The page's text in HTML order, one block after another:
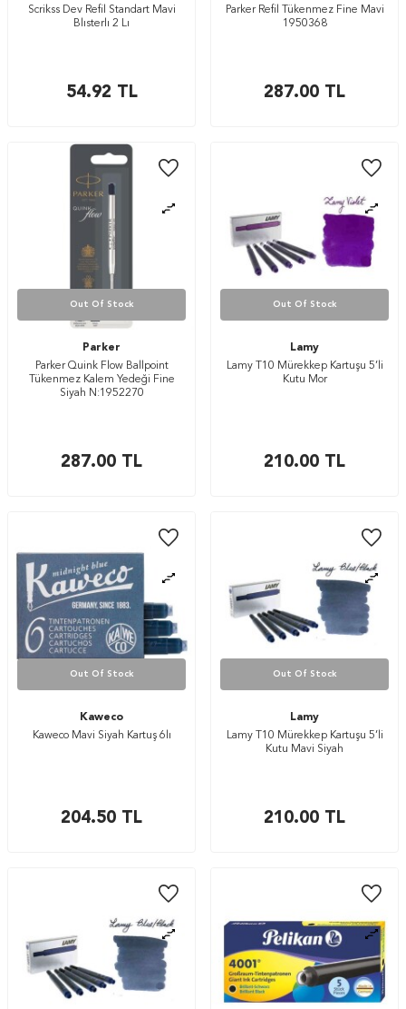
Scrikss Dev Refil Standart Mavi
Blısterlı 2 Lı
54.92 TL
Parker Refil Tükenmez Fine Mavi
1950368
287.00 TL
Out Of Stock
Parker
Parker Quink Flow Ballpoint
Tükenmez Kalem Yedeği Fine
Siyah N:1952270
287.00 TL
Out Of Stock
Lamy
Lamy T10 Mürekkep Kartuşu 5’li
Kutu Mor
210.00 TL
Out Of Stock
Kaweco
Kaweco Mavi Siyah Kartuş 6lı
204.50 TL
Out Of Stock
Lamy
Lamy T10 Mürekkep Kartuşu 5’li
Kutu Mavi Siyah
210.00 TL